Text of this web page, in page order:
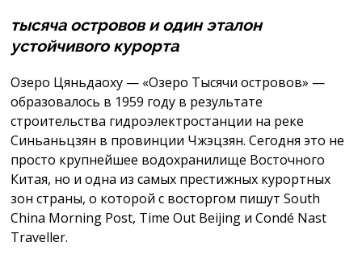
тысяча островов и один эталон
устойчивого курорта
Озеро Цяньдаоху — «Озеро Тысячи островов» —
образовалось в 1959 году в результате
строительства гидроэлектростанции на реке
Синьаньцзян в провинции Чжэцзян. Сегодня это не
просто крупнейшее водохранилище Восточного
Китая, но и одна из самых престижных курортных
зон страны, о которой с восторгом пишут South
China Morning Post, Time Out Beijing и Condé Nast
Traveller.